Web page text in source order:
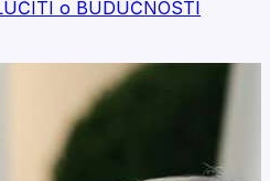
o BUDUĆNOSTI